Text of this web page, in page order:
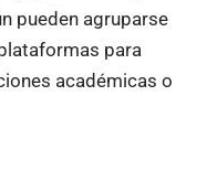
pueden agruparse
para
académicas o